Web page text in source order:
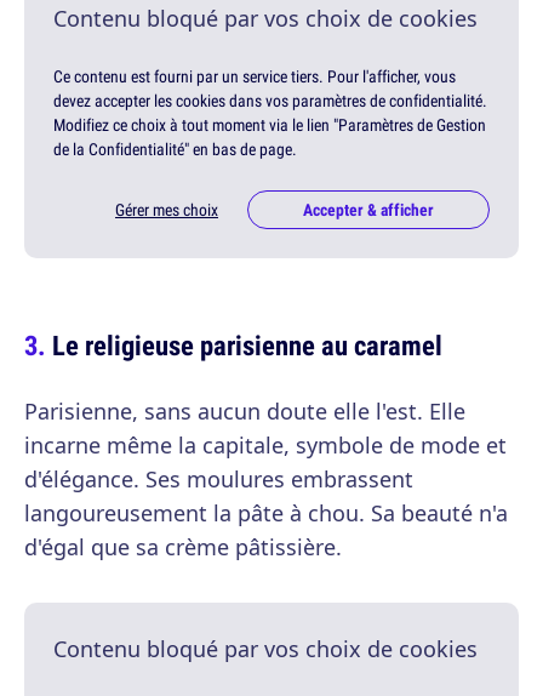
Contenu bloqué par vos choix de cookies
Ce contenu est fourni par un service tiers. Pour l'afficher, vous
devez accepter les cookies dans vos paramètres de confidentialité.
Modifiez ce choix à tout moment via le lien "Paramètres de Gestion
de la Confidentialité" en bas de page.
Gérer mes choix Accepter & afficher
Le religieuse parisienne au caramel
Parisienne, sans aucun doute elle l'est. Elle
incarne même la capitale, symbole de mode et
d'élégance. Ses moulures embrassent
langoureusement la pâte à chou. Sa beauté n'a
d'égal que sa crème pâtissière.
Contenu bloqué par vos choix de cookies